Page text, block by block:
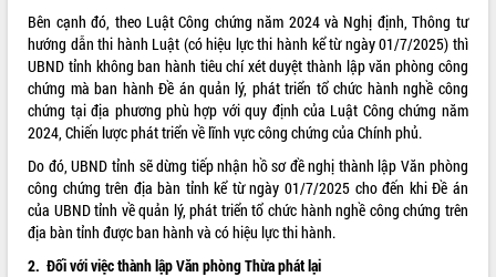
VIDEO
Bên cạnh đó, theo Luật Công chứng năm 2024 và Nghị định, Thông tư
hướng dẫn thi hành Luật (có hiệu lực thi hành kể từ ngày 01/7/2025) thì
UBND tỉnh không ban hành tiêu chí xét duyệt thành lập văn phòng công
chứng mà ban hành Đề án quản lý, phát triển tổ chức hành nghề công
chứng tại địa phương phù hợp với quy định của Luật Công chứng năm
2024, Chiến lược phát triển về lĩnh vực công chứng của Chính phủ.
Do đó, UBND tỉnh sẽ dừng tiếp nhận hồ sơ đề nghị thành lập Văn phòng
công chứng trên địa bàn tỉnh kể từ ngày 01/7/2025 cho đến khi Đề án
của UBND tỉnh về quản lý, phát triển tổ chức hành nghề công chứng trên
địa bàn tỉnh được ban hành và có hiệu lực thi hành.
2. Đối với việc thành lập Văn phòng Thừa phát lại